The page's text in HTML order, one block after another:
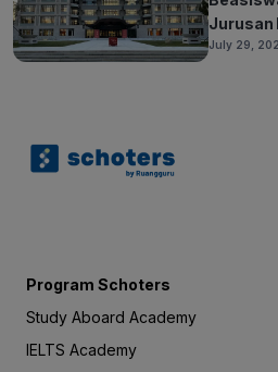
Jurusan
July 29,
Program Schoters
Study Aboard Academy
IELTS Academy